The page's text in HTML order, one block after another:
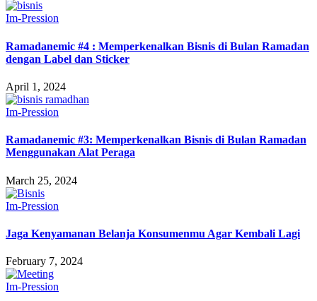
Im-Pression
Ramadanemic #4 : Memperkenalkan Bisnis di Bulan Ramadan
dengan Label dan Sticker
April 1, 2024
Im-Pression
Ramadanemic #3: Memperkenalkan Bisnis di Bulan Ramadan
Menggunakan Alat Peraga
March 25, 2024
Im-Pression
Jaga Kenyamanan Belanja Konsumenmu Agar Kembali Lagi
February 7, 2024
Im-Pression